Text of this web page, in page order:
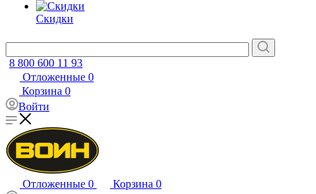
Скидки
8 800 600 11 93
Отложенные 0
Корзина 0
Войти
Отложенные 0 Корзина 0